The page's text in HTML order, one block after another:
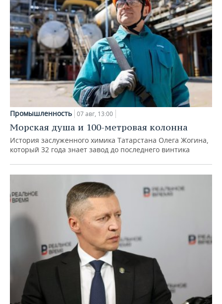
Промышленность 07 авг, 13:00
Морская душа и 100-метровая колонна
История заслуженного химика Татарстана Олега Жогина,
который 32 года знает завод до последнего винтика